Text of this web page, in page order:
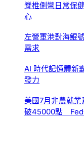
脊椎側彎日常保
心
左營軍港對海鯤
需求
AI 時代記憶體新
發力
美國7月非農就
破45000點 Fed